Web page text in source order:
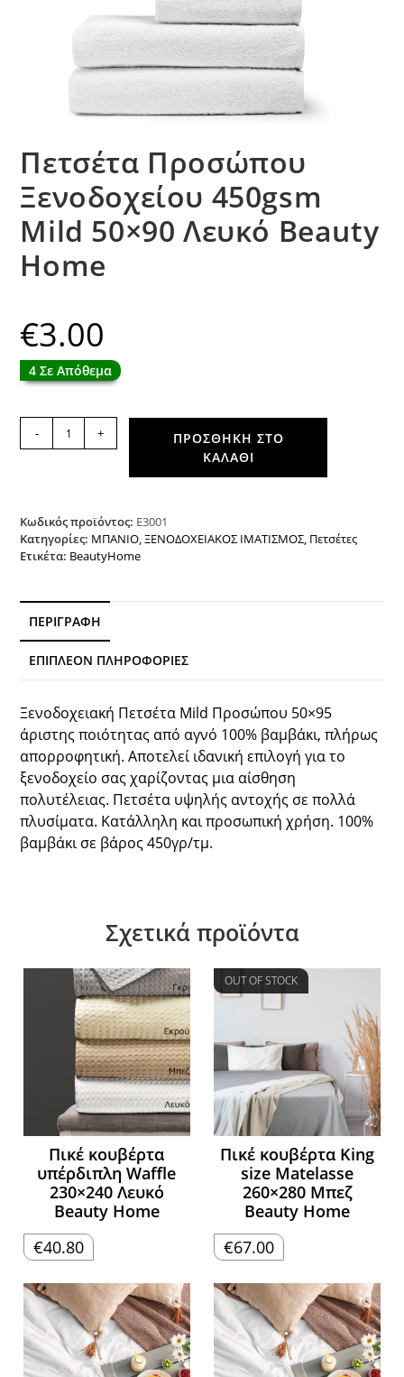
Πετσέτα Προσώπου
Ξενοδοχείου 450gsm
Mild 50×90 Λευκό Beauty
Home
€3.00
4 Σε Απόθεμα
Πετσέτα
Προσώπου
50x90
Λευκό
Beauty
- +
ΠΡΟΣΘΉΚΗ ΣΤΟ
ΚΑΛΆΘΙ
Κωδικός προϊόντος: Ε3001
Κατηγορίες: ΜΠΑΝΙΟ,ΞΕΝΟΔΟΧΕΙΑΚΟΣ ΙΜΑΤΙΣΜΟΣ, Πετσέτες
Ετικέτα: BeautyHome
ΠΕΡΙΓΡΑΦΉ
ΕΠΙΠΛΈΟΝ ΠΛΗΡΟΦΟΡΊΕΣ
Ξενοδοχειακή Πετσέτα Mild Προσώπου 50×95
άριστης ποιότητας από αγνό 100% βαμβάκι, πλήρως
απορροφητική. Αποτελεί ιδανική επιλογή για το
ξενοδοχείο σας χαρίζοντας μια αίσθηση
πολυτέλειας. Πετσέτα υψηλής αντοχής σε πολλά
πλυσίματα. Κατάλληλη και προσωπική χρήση. 100%
βαμβάκι σε βάρος 450γρ/τμ.
Σχετικά προϊόντα
Πικέ κουβέρτα
υπέρδιπλη Waffle
230×240 Λευκό
Beauty Home
€40.80
OUT OF STOCK
Πικέ κουβέρτα King
size Matelasse
260×280 Μπεζ
Beauty Home
€67.00